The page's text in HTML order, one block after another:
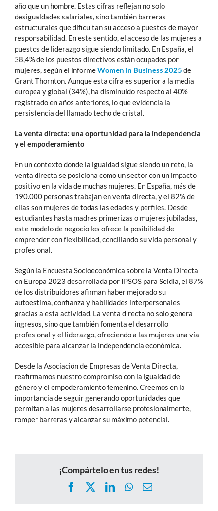
año que un hombre. Estas cifras reflejan no solo
desigualdades salariales, sino también barreras
estructurales que dificultan su acceso a puestos de mayor
responsabilidad. En este sentido, el acceso de las mujeres a
puestos de liderazgo sigue siendo limitado. En España, el
38,4% de los puestos directivos están ocupados por
mujeres, según el informeWomen in Business 2025 de
Grant Thornton. Aunque esta cifra es superior a la media
europea y global (34%), ha disminuido respecto al 40%
registrado en años anteriores, lo que evidencia la
persistencia del llamado techo de cristal.
La venta directa: una oportunidad para la independencia
y el empoderamiento
En un contexto donde la igualdad sigue siendo un reto, la
venta directa se posiciona como un sector con un impacto
positivo en la vida de muchas mujeres. En España, más de
190.000 personas trabajan en venta directa, y el 82% de
ellas son mujeres de todas las edades y perfiles. Desde
estudiantes hasta madres primerizas o mujeres jubiladas,
este modelo de negocio les ofrece la posibilidad de
emprender con flexibilidad, conciliando su vida personal y
profesional.
Según la Encuesta Socioeconómica sobre la Venta Directa
en Europa 2023 desarrollada por IPSOS para Seldia, el 87%
de los distribuidores afirman haber mejorado su
autoestima, confianza y habilidades interpersonales
gracias a esta actividad. La venta directa no solo genera
ingresos, sino que también fomenta el desarrollo
profesional y el liderazgo, ofreciendo a las mujeres una vía
accesible para alcanzar la independencia económica.
Desde la Asociación de Empresas de Venta Directa,
reafirmamos nuestro compromiso con la igualdad de
género y el empoderamiento femenino. Creemos en la
importancia de seguir generando oportunidades que
permitan a las mujeres desarrollarse profesionalmente,
romper barreras y alcanzar su máximo potencial.
¡Compártelo en tus redes!
FacebookLinkedInWhatsApp
Correo